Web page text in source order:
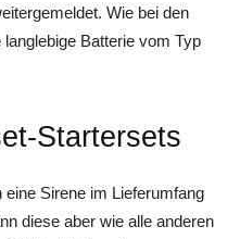
Wie bei den
Batterie vom Typ
Startersets
Sirene im Lieferumfang
diese aber wie alle anderen